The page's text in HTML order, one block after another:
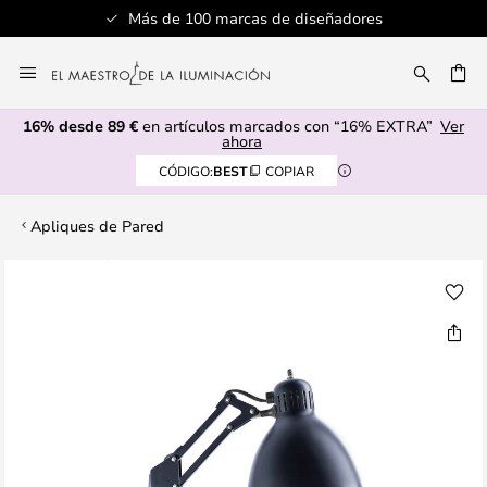
Más de 100 marcas de diseñadores
al
contenido
16% desde 89 € en artículos marcados con “16% EXTRA” Ver
ahora
CÓDIGO:BEST COPIAR
Apliques de Pared